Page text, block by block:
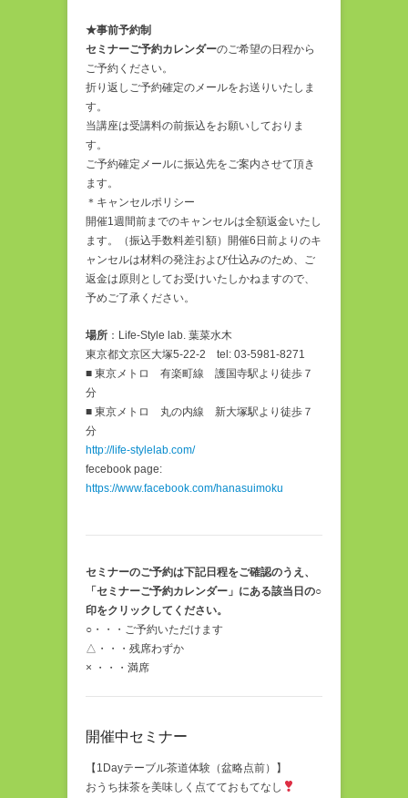
★事前予約制
セミナーご予約カレンダーのご希望の日程から
ご予約ください。
折り返しご予約確定のメールをお送りいたしま
す。
当講座は受講料の前振込をお願いしておりま
す。
ご予約確定メールに振込先をご案内させて頂き
ます。
＊キャンセルポリシー
開催1週間前までのキャンセルは全額返金いたし
ます。（振込手数料差引額）開催6日前よりのキ
ャンセルは材料の発注および仕込みのため、ご
返金は原則としてお受けいたしかねますので、
予めご了承ください。
場所 ：Life-Style lab. 葉菜水木
東京都文京区大塚5-22-2 tel: 03-5981-8271
■ 東京メトロ 有楽町線 護国寺駅より徒歩７
分
■ 東京メトロ 丸の内線 新大塚駅より徒歩７
分
http://life-stylelab.com/
fecebook page:
https://www.facebook.com/hanasuimoku
セミナーのご予約は下記日程をご確認のうえ、
「セミナーご予約カレンダー」にある該当日の○
印をクリックしてください。
○・・・ご予約いただけます
△・・・残席わずか
× ・・・満席
開催中セミナー
【1Dayテーブル茶道体験（盆略点前）】
おうち抹茶を美味しく点てておもてなし